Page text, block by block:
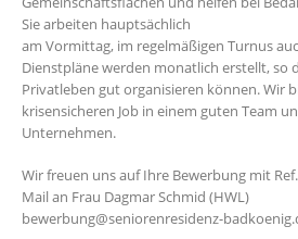
Sie arbeiten hauptsächlich
am Vormittag, im regelmäßigen Turnus
Dienstpläne werden monatlich erstellt, so
Privatleben gut organisieren können. Wir
krisensicheren Job in einem guten Team
Unternehmen.
Wir freuen uns auf Ihre Bewerbung mit
Mail an Frau Dagmar Schmid (HWL)
bewerbung@seniorenresidenz-